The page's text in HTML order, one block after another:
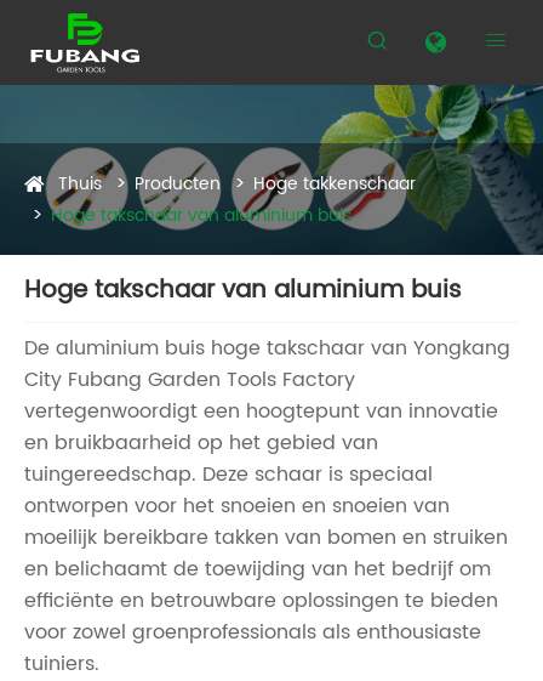
 
Thuis Producten
Hoge takkenschaar
Hoge takschaar van aluminium buis
Hoge takschaar van aluminium buis
De aluminium buis hoge takschaar van Yongkang
City Fubang Garden Tools Factory
vertegenwoordigt een hoogtepunt van innovatie
en bruikbaarheid op het gebied van
tuingereedschap. Deze schaar is speciaal
ontworpen voor het snoeien en snoeien van
moeilijk bereikbare takken van bomen en struiken
en belichaamt de toewijding van het bedrijf om
efficiënte en betrouwbare oplossingen te bieden
voor zowel groenprofessionals als enthousiaste
tuiniers.